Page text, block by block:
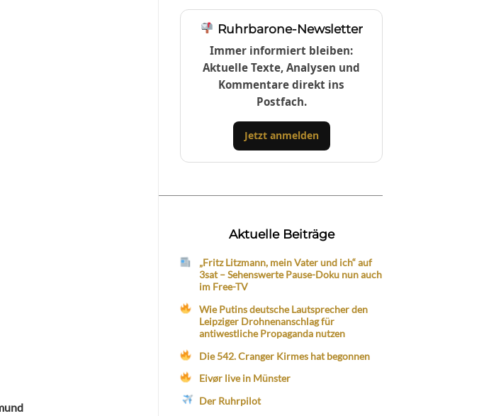
Ruhrbarone-Newsletter
Immer informiert bleiben:
Aktuelle Texte, Analysen und
Kommentare direkt ins
Postfach.
Jetzt anmelden
Aktuelle Beiträge
„Fritz Litzmann, mein Vater und ich“ auf
3sat – Sehenswerte Pause-Doku nun auch
im Free-TV
Wie Putins deutsche Lautsprecher den
Leipziger Drohnenanschlag für
antiwestliche Propaganda nutzen
Die 542. Cranger Kirmes hat begonnen
Eivør live in Münster
Der Ruhrpilot